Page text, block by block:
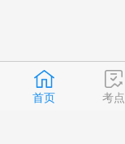
首页 考点